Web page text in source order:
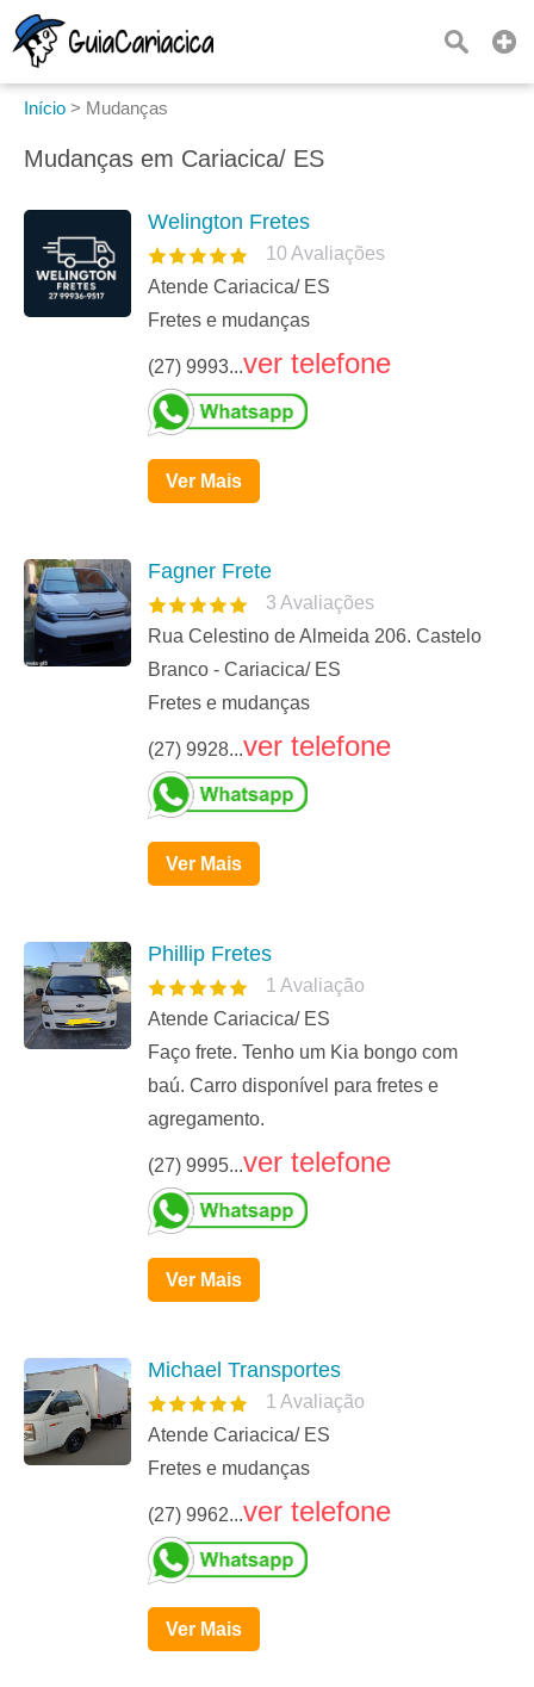
Início > Mudanças
Mudanças em Cariacica/ ES
Welington Fretes
10 Avaliações
Atende Cariacica/ ES
Fretes e mudanças
(27) 9993...ver telefone
Ver Mais
Fagner Frete
3 Avaliações
Rua Celestino de Almeida 206. Castelo
Branco - Cariacica/ ES
Fretes e mudanças
(27) 9928...ver telefone
Ver Mais
Phillip Fretes
1 Avaliação
Atende Cariacica/ ES
Faço frete. Tenho um Kia bongo com
baú. Carro disponível para fretes e
agregamento.
(27) 9995...ver telefone
Ver Mais
Michael Transportes
1 Avaliação
Atende Cariacica/ ES
Fretes e mudanças
(27) 9962...ver telefone
Ver Mais